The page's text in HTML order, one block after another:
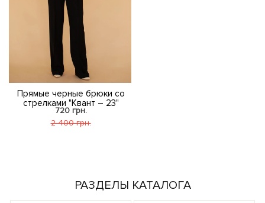
Прямые черные брюки со
стрелками "Квант – 23"
720 грн.
2 400 грн.
РАЗДЕЛЫ КАТАЛОГА